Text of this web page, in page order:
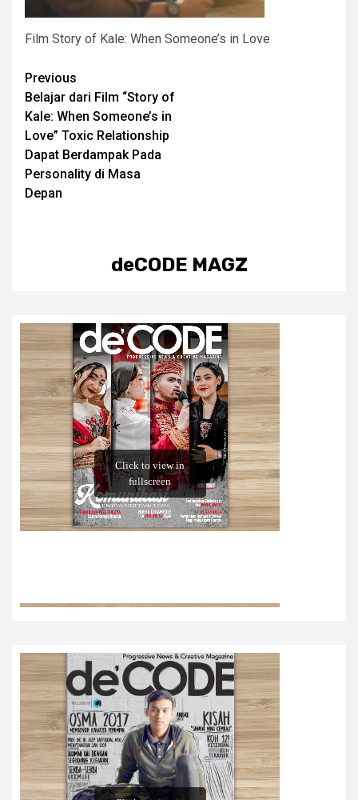
Film Story of Kale: When Someone’s in Love
Post
navigation
Previous
Belajar dari Film “Story of
Kale: When Someone’s in
Love” Toxic Relationship
Dapat Berdampak Pada
Personality di Masa
Depan
deCODE MAGZ